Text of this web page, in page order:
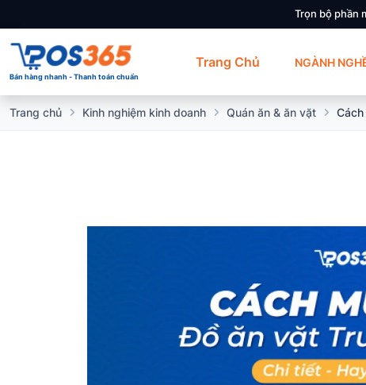
Trọn bộ phần
Bán hàng nhanh - Thanh toán chuẩn
Trang Chủ NGÀNH
Trang chủ Kinh nghiệm kinh doanh Quán ăn & ăn vặt